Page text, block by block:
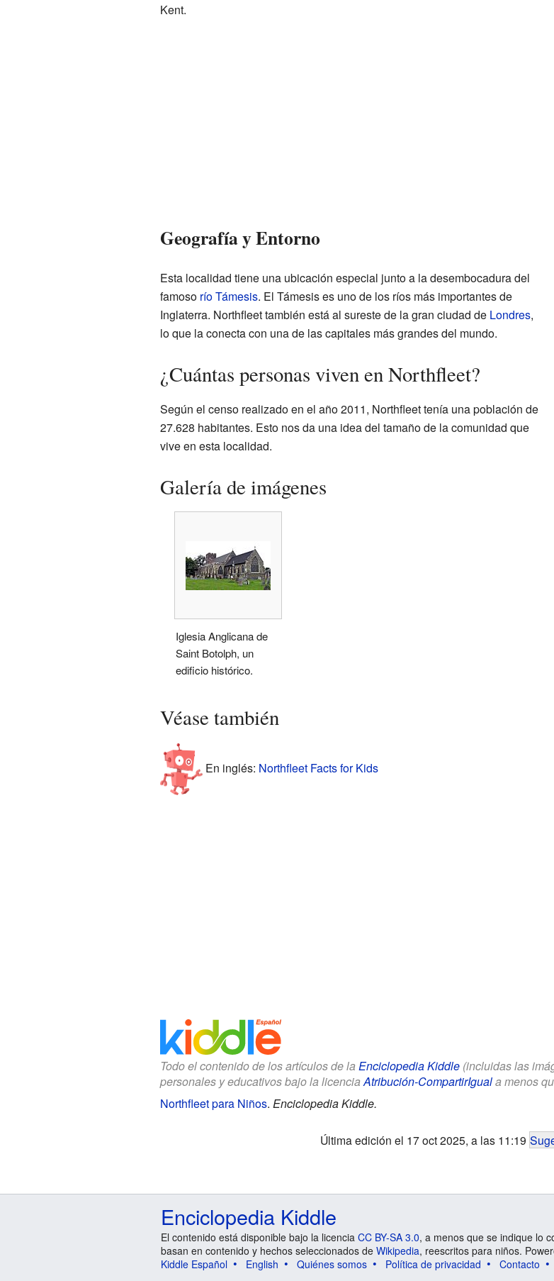
Kent.
Geografía y Entorno
Esta localidad tiene una ubicación especial junto a la desembocadura del
famoso río Támesis. El Támesis es uno de los ríos más importantes de
Inglaterra. Northfleet también está al sureste de la gran ciudad de Londres,
lo que la conecta con una de las capitales más grandes del mundo.
¿Cuántas personas viven en Northfleet?
Según el censo realizado en el año 2011, Northfleet tenía una población de
27.628 habitantes. Esto nos da una idea del tamaño de la comunidad que
vive en esta localidad.
Galería de imágenes
Iglesia Anglicana de
Saint Botolph, un
edificio histórico.
Véase también
En inglés: Northfleet Facts for Kids
Todo el contenido de los artículos de la Enciclopedia Kiddle(incluidas las
personales y educativos bajo la licencia Atribución-CompartirIguala menos
Northfleet para Niños. Enciclopedia Kiddle.
Última edición el 17 oct 2025, a las 11:19
Enciclopedia Kiddle
El contenido está disponible bajo la licencia CC BY-SA 3.0, a menos que se indique lo
basan en contenido y hechos seleccionados de Wikipedia, reescritos para niños.
Kiddle Español
English Quiénes somos Política de privacidad Contacto